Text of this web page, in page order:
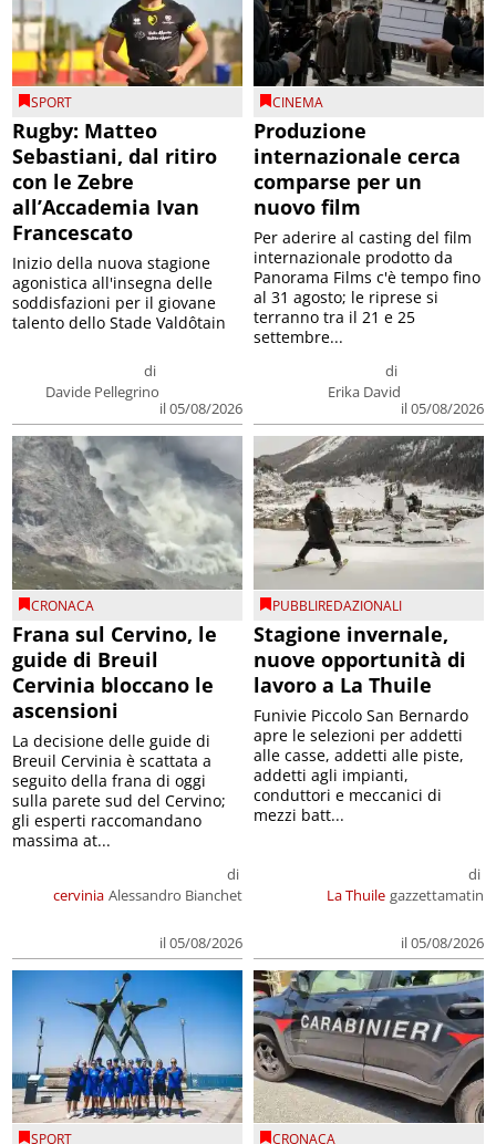
SPORT
Rugby: Matteo
Sebastiani, dal ritiro
con le Zebre
all’Accademia Ivan
Francescato
di
Davide Pellegrino
il 05/08/2026
Inizio della nuova stagione
agonistica all'insegna delle
soddisfazioni per il giovane
talento dello Stade Valdôtain
CINEMA
Produzione
internazionale cerca
comparse per un
nuovo film
di
Erika David
il 05/08/2026
Per aderire al casting del film
internazionale prodotto da
Panorama Films c'è tempo fino
al 31 agosto; le riprese si
terranno tra il 21 e 25
settembre...
CRONACA
Frana sul Cervino, le
guide di Breuil
Cervinia bloccano le
ascensioni
cervinia
di
Alessandro Bianchet
il 05/08/2026
La decisione delle guide di
Breuil Cervinia è scattata a
seguito della frana di oggi
sulla parete sud del Cervino;
gli esperti raccomandano
massima at...
PUBBLIREDAZIONALI
Stagione invernale,
nuove opportunità di
lavoro a La Thuile
La Thuile
di
gazzettamatin
il 05/08/2026
Funivie Piccolo San Bernardo
apre le selezioni per addetti
alle casse, addetti alle piste,
addetti agli impianti,
conduttori e meccanici di
mezzi batt...
SPORT CRONACA